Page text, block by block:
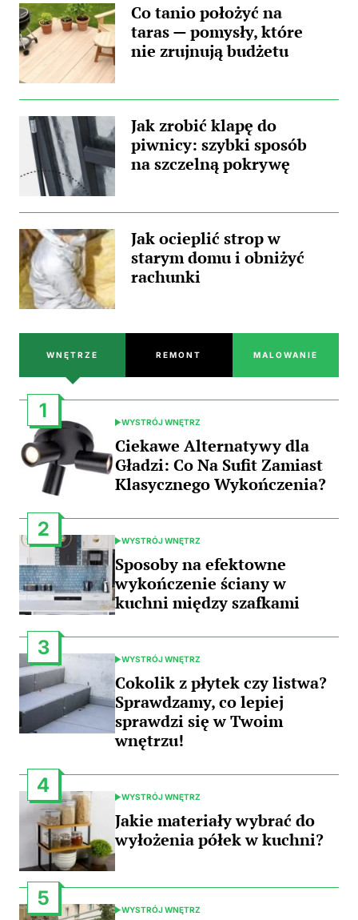
Co tanio położyć na
taras — pomysły, które
nie zrujnują budżetu
Jak zrobić klapę do
piwnicy: szybki sposób
na szczelną pokrywę
Jak ocieplić strop w
starym domu i obniżyć
rachunki
WNĘTRZE REMONT MALOWANIE
1
POSTED
IN
WYSTRÓJ WNĘTRZ
Ciekawe Alternatywy dla
Gładzi: Co Na Sufit Zamiast
Klasycznego Wykończenia?
2
POSTED
IN
WYSTRÓJ WNĘTRZ
Sposoby na efektowne
wykończenie ściany w
kuchni między szafkami
3
POSTED
IN
WYSTRÓJ WNĘTRZ
Cokolik z płytek czy listwa?
Sprawdzamy, co lepiej
sprawdzi się w Twoim
wnętrzu!
4
POSTED
IN
WYSTRÓJ WNĘTRZ
Jakie materiały wybrać do
wyłożenia półek w kuchni?
5
POSTED
WYSTRÓJ WNĘTRZ